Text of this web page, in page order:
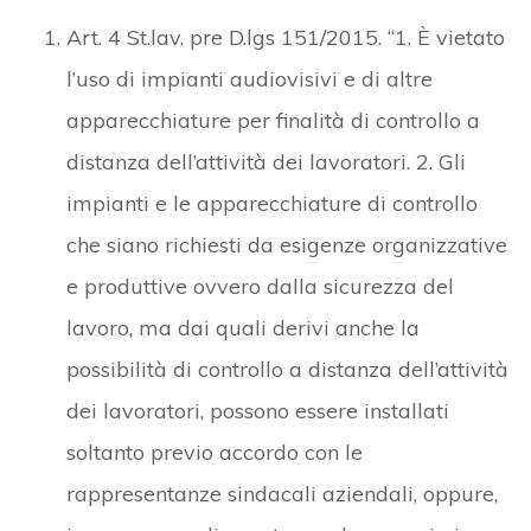
Art. 4 St.lav. pre D.lgs 151/2015. “1. È vietato
l’uso di impianti audiovisivi e di altre
apparecchiature per finalità di controllo a
distanza dell’attività dei lavoratori. 2. Gli
impianti e le apparecchiature di controllo
che siano richiesti da esigenze organizzative
e produttive ovvero dalla sicurezza del
lavoro, ma dai quali derivi anche la
possibilità di controllo a distanza dell’attività
dei lavoratori, possono essere installati
soltanto previo accordo con le
rappresentanze sindacali aziendali, oppure,